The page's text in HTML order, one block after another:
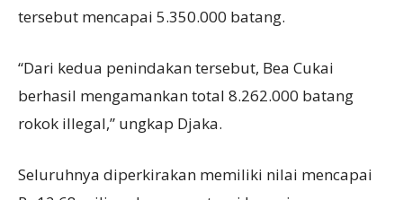
tersebut mencapai 5.350.000 batang.
“Dari kedua penindakan tersebut, Bea Cukai
berhasil mengamankan total 8.262.000 batang
rokok illegal,” ungkap Djaka.
Seluruhnya diperkirakan memiliki nilai mencapai